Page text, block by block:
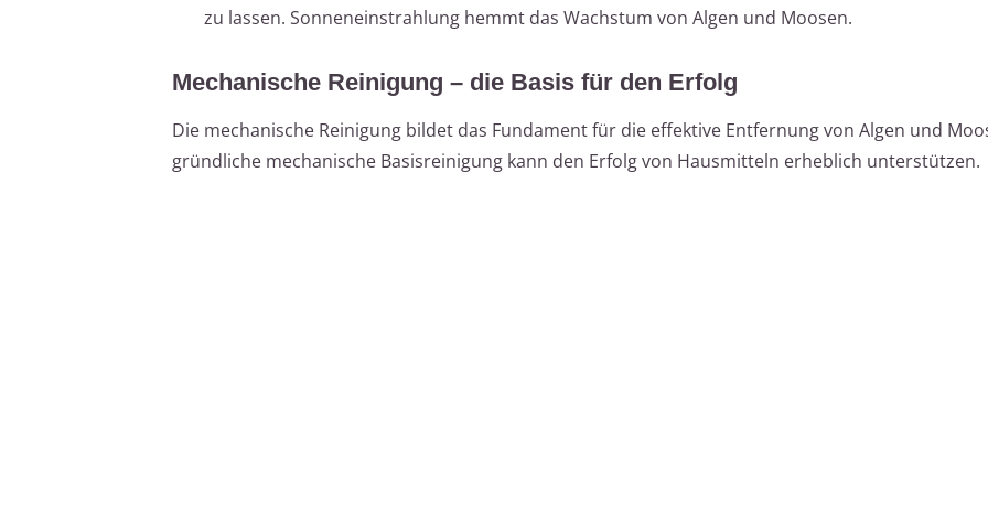
zu lassen. Sonneneinstrahlung hemmt das Wachstum von Algen und Moosen.
Mechanische Reinigung – die Basis für den Erfolg
Die mechanische Reinigung bildet das Fundament für die effektive Entfernung von Algen und
gründliche mechanische Basisreinigung kann den Erfolg von Hausmitteln erheblich unterstützen.